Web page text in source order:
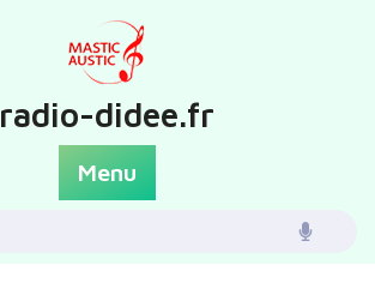
radio-didee.fr
Menu